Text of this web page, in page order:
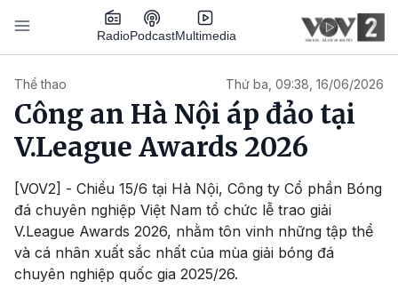
Nhảy đến nội dung
RadioPodcastMultimedia
Thể thao Thứ ba, 09:38, 16/06/2026
Công an Hà Nội áp đảo tại
V.League Awards 2026
[VOV2] - Chiều 15/6 tại Hà Nội, Công ty Cổ phần Bóng
đá chuyên nghiệp Việt Nam tổ chức lễ trao giải
V.League Awards 2026, nhằm tôn vinh những tập thể
và cá nhân xuất sắc nhất của mùa giải bóng đá
chuyên nghiệp quốc gia 2025/26.